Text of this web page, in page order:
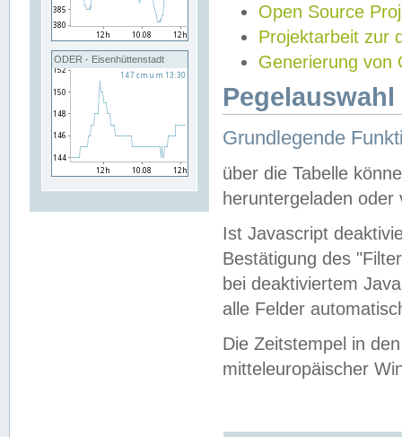
ODER - Eisenhüttenstadt
Open Source
Projektarbeit zur
Generierung von
Grundlegende
über die Tabelle
heruntergeladen oder
Ist Javascript
Bestätigung des
bei deaktiviertem
alle Felder
Die Zeitstempel in
mitteleuropäischer